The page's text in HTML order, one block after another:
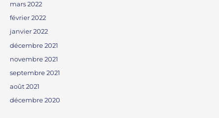
mars 2022
février 2022
janvier 2022
décembre 2021
novembre 2021
septembre 2021
août 2021
décembre 2020